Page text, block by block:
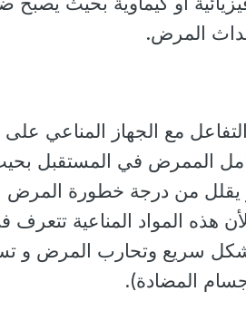
المرض.
مع الجهاز المناعي على
الممرض في المستقبل
يقلل من درجة خطورة المرض
هذه المواد المناعية تتعرف
بشكل سريع وتحارب المرض و
المضادة).